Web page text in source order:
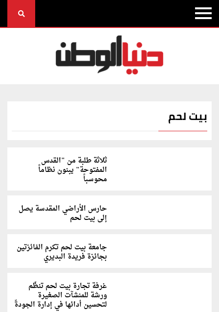
بيت لحم
ثلاثة طلبة من "القدس
المفتوحة" يبنون نظاماً
محوسباً
حارس الأراضي المقدسة يصل
إلى بيت لحم
جامعة بيت لحم تكرم الفائزتين
بجائزة فريدة البديري
غرفة تجارة بيت لحم تنظّم
ورشة للمنشآت الصغيرة
لتحسين أدائها في إدارة الجودةّ